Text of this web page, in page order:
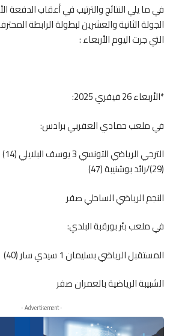
في ما يلي النتائج والترتيب في أعقاب الدفعة
الجولة الثانية والعشرين لبطولة الرابطة
التي جرت اليوم الأربعاء :
*الأربعاء 26 فيفري 2025:
في ملعب حمادي العقربي برادس:
النجم الرياضي الساحلي صفر
في ملعب بئر بورقبة البلدي:
المستقبل الرياضي بسليمان 1 سيدي سار (40)
الشبيبة الرياضية بالعمران صفر